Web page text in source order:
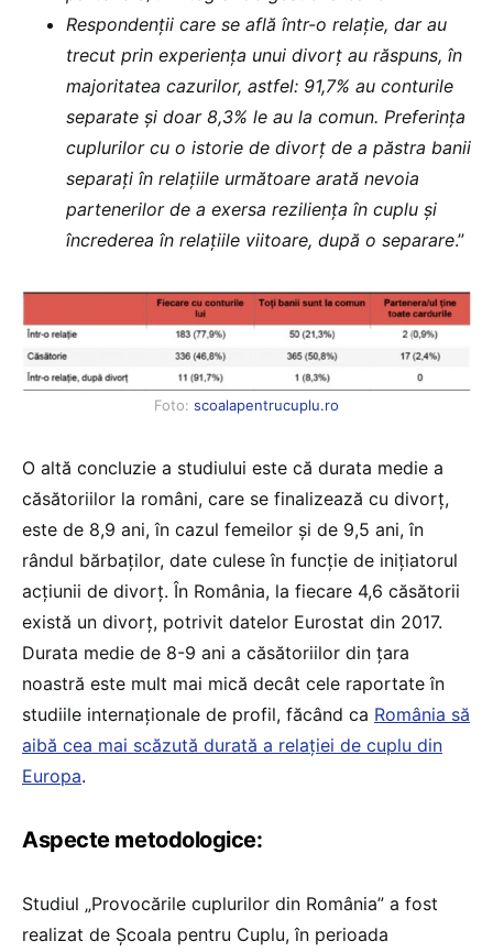
Respondenții care se află într-o relație, dar au
trecut prin experiența unui divorț au răspuns, în
majoritatea cazurilor, astfel: 91,7% au conturile
separate și doar 8,3% le au la comun. Preferința
cuplurilor cu o istorie de divorț de a păstra banii
separați în relațiile următoare arată nevoia
partenerilor de a exersa reziliența în cuplu și
încrederea în relațiile viitoare, după o separare.”
Foto: scoalapentrucuplu.ro
O altă concluzie a studiului este că durata medie a
căsătoriilor la români, care se finalizează cu divorț,
este de 8,9 ani, în cazul femeilor și de 9,5 ani, în
rândul bărbaţilor, date culese în funcție de inițiatorul
acțiunii de divorț. În România, la fiecare 4,6 căsătorii
există un divorț, potrivit datelor Eurostat din 2017.
Durata medie de 8-9 ani a căsătoriilor din țara
noastră este mult mai mică decât cele raportate în
studiile internaționale de profil, făcând ca România să
aibă cea mai scăzută durată a relației de cuplu din
Europa.
Aspecte metodologice:
Studiul „Provocările cuplurilor din România” a fost
realizat de Școala pentru Cuplu, în perioada